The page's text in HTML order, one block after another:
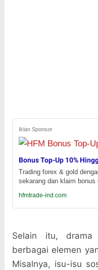
Iklan Sponsor
Bonus Top-Up 10%
Trading forex & gold
sekarang dan klaim bonus
hfmtrade-ind.com
Selain itu, drama
berbagai elemen
Misalnya, isu-isu